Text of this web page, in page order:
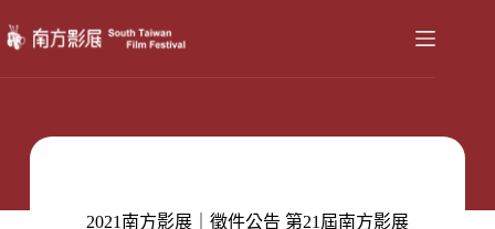
2021南方影展｜徵件公告 第21屆南方影展